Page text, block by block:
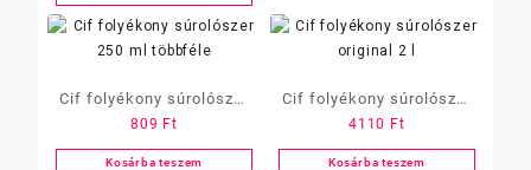
Cif folyékony súrolószer
250 ml többféle
809 Ft
Kosárba teszem
Cif folyékony súrolószer
original 2 l
4110 Ft
Kosárba teszem